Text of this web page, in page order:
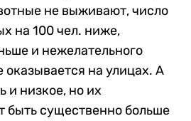
не выживают, число
на 100 чел. ниже,
и нежелательного
оказывается на улицах. А
и низкое, но их
быть существенно больше